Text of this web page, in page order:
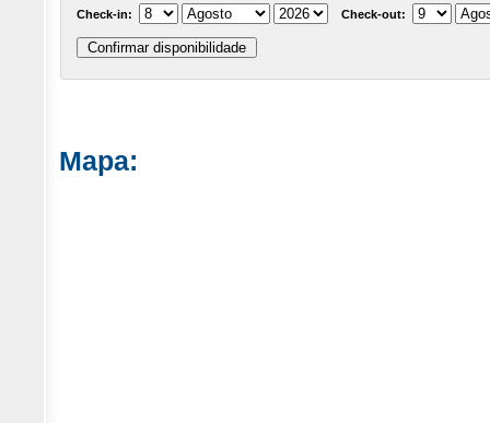
Check-in: Check-out:
Mapa: